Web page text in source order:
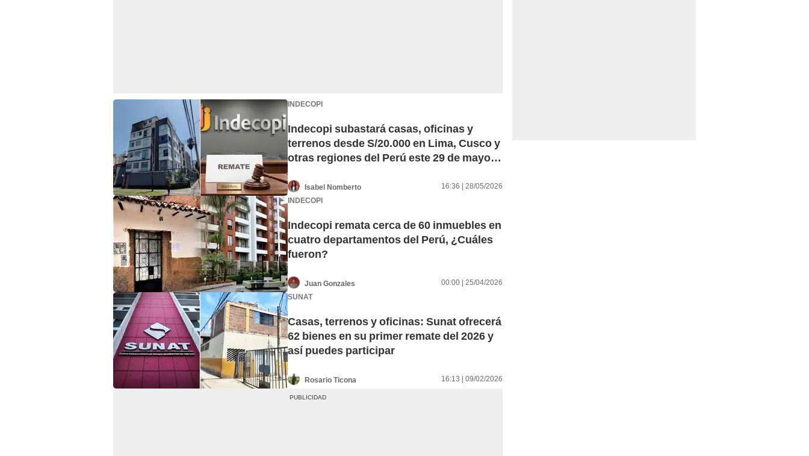
INDECOPI
Indecopi subastará casas, oficinas y
terrenos desde S/20.000 en Lima, Cusco y
otras regiones del Perú este 29 de mayo:
Isabel Nomberto
16:36 | 28/05/2026
INDECOPI
Indecopi remata cerca de 60 inmuebles en
cuatro departamentos del Perú, ¿Cuáles
fueron?
Juan Gonzales
00:00 | 25/04/2026
SUNAT
Casas, terrenos y oficinas: Sunat ofrecerá
62 bienes en su primer remate del 2026 y
así puedes participar
Rosario Ticona 16:13 | 09/02/2026